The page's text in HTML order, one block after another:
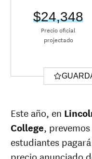
$24,348
Precio oficial
projectado
Este año, en
College,
estudiantes pagará